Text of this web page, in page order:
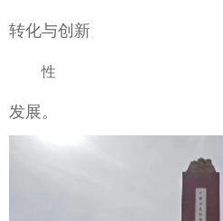
转化与创新
性
发展。